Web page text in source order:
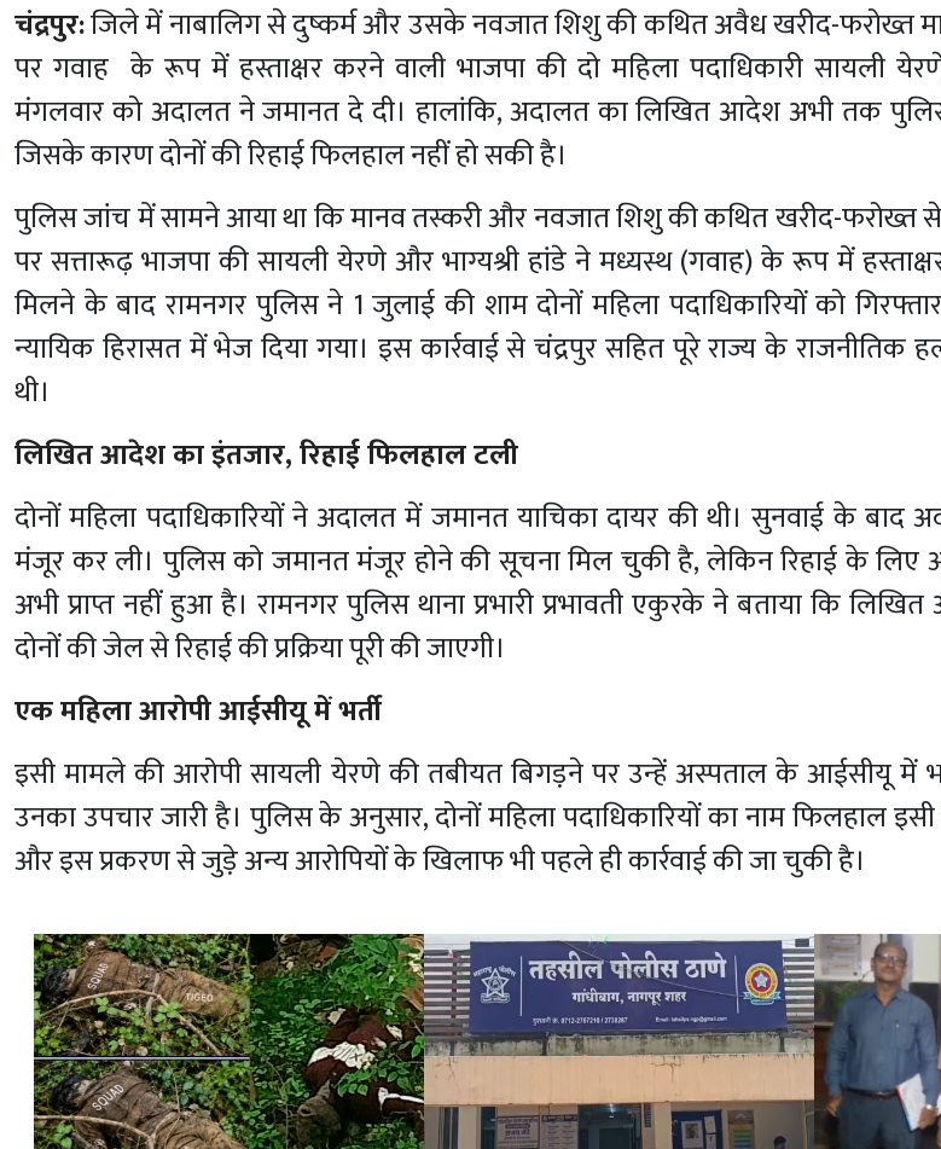
चंद्रपुर:जिले में नाबालिग से दुष्कर्म और उसके नवजात शिशु की कथित अवैध खरीद-फरोख्त
पर गवाह के रूप में हस्ताक्षर करने वाली भाजपा की दो महिला पदाधिकारी सायली
मंगलवार को अदालत ने जमानत दे दी। हालांकि, अदालत का लिखित आदेश अभी तक
जिसके कारण दोनों की रिहाई फिलहाल नहीं हो सकी है।
पुलिस जांच में सामने आया था कि मानव तस्करी और नवजात शिशु की कथित खरीद-फरोख्त
पर सत्तारूढ़ भाजपा की सायली येरणे और भाग्यश्री हांडे ने मध्यस्थ (गवाह) के रूप में हस्ताक्षर
मिलने के बाद रामनगर पुलिस ने 1 जुलाई की शाम दोनों महिला पदाधिकारियों को
न्यायिक हिरासत में भेज दिया गया। इस कार्रवाई से चंद्रपुर सहित पूरे राज्य के
थी।
लिखित आदेश का इंतजार, रिहाई फिलहाल टली
दोनों महिला पदाधिकारियों ने अदालत में जमानत याचिका दायर की थी। सुनवाई के बाद
मंजूर कर ली। पुलिस को जमानत मंजूर होने की सूचना मिल चुकी है, लेकिन रिहाई के
अभी प्राप्त नहीं हुआ है। रामनगर पुलिस थाना प्रभारी प्रभावती एकुरके ने बताया कि
दोनों की जेल से रिहाई की प्रक्रिया पूरी की जाएगी।
एक महिला आरोपी आईसीयू में भर्ती
इसी मामले की आरोपी सायली येरणे की तबीयत बिगड़ने पर उन्हें अस्पताल के आईसीयू में
उनका उपचार जारी है। पुलिस के अनुसार, दोनों महिला पदाधिकारियों का नाम फिलहाल
और इस प्रकरण से जुड़े अन्य आरोपियों के खिलाफ भी पहले ही कार्रवाई की जा चुकी है।